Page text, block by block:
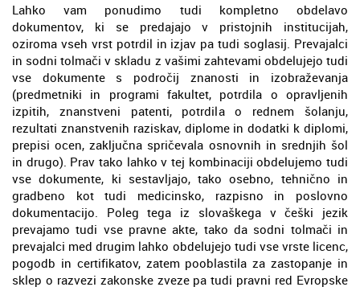
Lahko vam ponudimo tudi kompletno obdelavo
dokumentov, ki se predajajo v pristojnih institucijah,
oziroma vseh vrst potrdil in izjav pa tudi soglasij. Prevajalci
in sodni tolmači v skladu z vašimi zahtevami obdelujejo tudi
vse dokumente s področij znanosti in izobraževanja
(predmetniki in programi fakultet, potrdila o opravljenih
izpitih, znanstveni patenti, potrdila o rednem šolanju,
rezultati znanstvenih raziskav, diplome in dodatki k diplomi,
prepisi ocen, zaključna spričevala osnovnih in srednjih šol
in drugo). Prav tako lahko v tej kombinaciji obdelujemo tudi
vse dokumente, ki sestavljajo, tako osebno, tehnično in
gradbeno kot tudi medicinsko, razpisno in poslovno
dokumentacijo. Poleg tega iz slovaškega v češki jezik
prevajamo tudi vse pravne akte, tako da sodni tolmači in
prevajalci med drugim lahko obdelujejo tudi vse vrste licenc,
pogodb in certifikatov, zatem pooblastila za zastopanje in
sklep o razvezi zakonske zveze pa tudi pravni red Evropske